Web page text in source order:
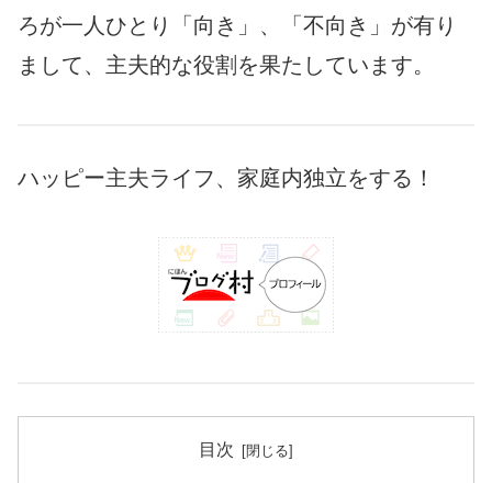
ろが一人ひとり「向き」、「不向き」が有り
まして、主夫的な役割を果たしています。
ハッピー主夫ライフ、家庭内独立をする！
目次